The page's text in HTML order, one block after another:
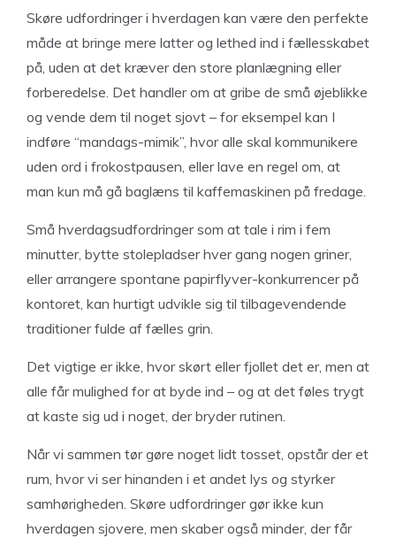
Skøre udfordringer i hverdagen kan være den perfekte
måde at bringe mere latter og lethed ind i fællesskabet
på, uden at det kræver den store planlægning eller
forberedelse. Det handler om at gribe de små øjeblikke
og vende dem til noget sjovt – for eksempel kan I
indføre “mandags-mimik”, hvor alle skal kommunikere
uden ord i frokostpausen, eller lave en regel om, at
man kun må gå baglæns til kaffemaskinen på fredage.
Små hverdagsudfordringer som at tale i rim i fem
minutter, bytte stolepladser hver gang nogen griner,
eller arrangere spontane papirflyver-konkurrencer på
kontoret, kan hurtigt udvikle sig til tilbagevendende
traditioner fulde af fælles grin.
Det vigtige er ikke, hvor skørt eller fjollet det er, men at
alle får mulighed for at byde ind – og at det føles trygt
at kaste sig ud i noget, der bryder rutinen.
Når vi sammen tør gøre noget lidt tosset, opstår der et
rum, hvor vi ser hinanden i et andet lys og styrker
samhørigheden. Skøre udfordringer gør ikke kun
hverdagen sjovere, men skaber også minder, der får